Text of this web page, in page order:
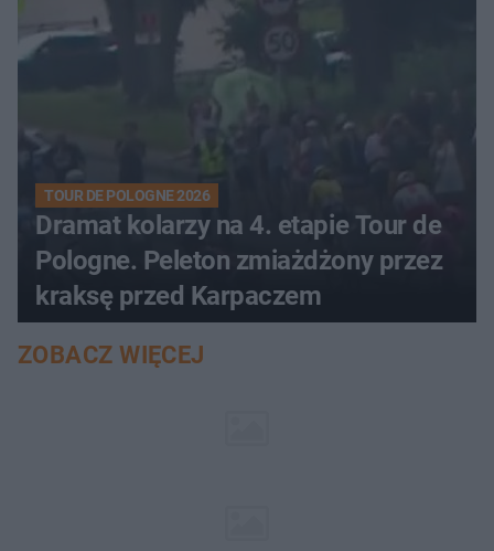
TOUR DE POLOGNE 2026
Dramat kolarzy na 4. etapie Tour de
Pologne. Peleton zmiażdżony przez
kraksę przed Karpaczem
ZOBACZ WIĘCEJ